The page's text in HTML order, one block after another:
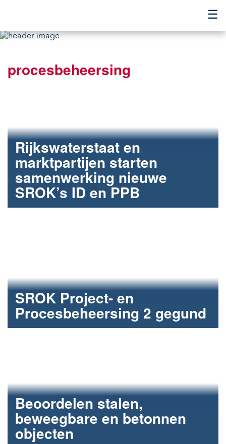
☰
procesbeheersing
Rijkswaterstaat en
marktpartijen starten
samenwerking nieuwe
SROK’s ID en PPB
SROK Project- en
Procesbeheersing 2 gegund
Beoordelen stalen,
beweegbare en betonnen
objecten